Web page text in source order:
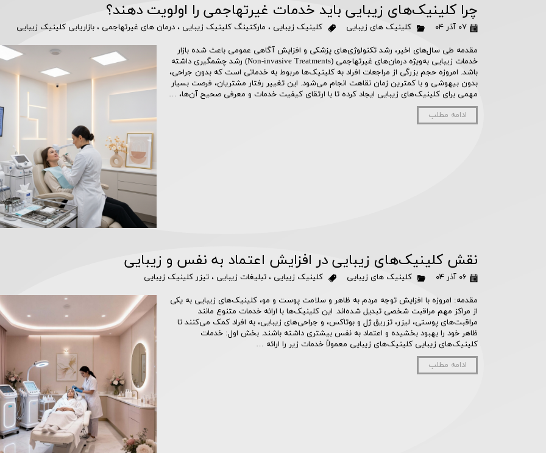
چرا کلینیک‌های زیبایی باید خدمات غیرتهاجمی را اولویت دهند؟
۰۷ آذر ۰۴ کلینیک های زیبایی کلینیک زیبایی ، مارکتینگ کلینیک زیبایی ، درمان های غیرتهاجمی ، بازاریابی کلینیک زیبایی
مقدمه طی سال‌های اخیر، رشد تکنولوژی‌های پزشکی و افزایش آگاهی عمومی باعث شده بازار
خدمات زیبایی به‌ویژه درمان‌های غیرتهاجمی (Non-invasive Treatments) رشد چشمگیری داشته
باشد. امروزه حجم بزرگی از مراجعات افراد به کلینیک‌ها مربوط به خدماتی است که بدون جراحی،
بدون بیهوشی و با کمترین زمان نقاهت انجام می‌شود. این تغییر رفتار مشتریان، فرصت بسیار
مهمی برای کلینیک‌های زیبایی ایجاد کرده تا با ارتقای کیفیت خدمات و معرفی صحیح آن‌ها، …
ادامه مطلب
نقش کلینیک‌های زیبایی در افزایش اعتماد به نفس و زیبایی
۰۶ آذر ۰۴ کلینیک های زیبایی کلینیک زیبایی ، تبلیغات زیبایی ، تیزر کلینیک زیبایی
مقدمه: امروزه با افزایش توجه مردم به ظاهر و سلامت پوست و مو، کلینیک‌های زیبایی به یکی
از مراکز مهم مراقبت شخصی تبدیل شده‌اند. این کلینیک‌ها با ارائه خدمات متنوع مانند
مراقبت‌های پوستی، لیزر، تزریق ژل و بوتاکس، و جراحی‌های زیبایی، به افراد کمک می‌کنند تا
ظاهر خود را بهبود بخشیده و اعتماد به نفس بیشتری داشته باشند. بخش اول: خدمات
کلینیک‌های زیبایی کلینیک‌های زیبایی معمولاً خدمات زیر را ارائه …
ادامه مطلب